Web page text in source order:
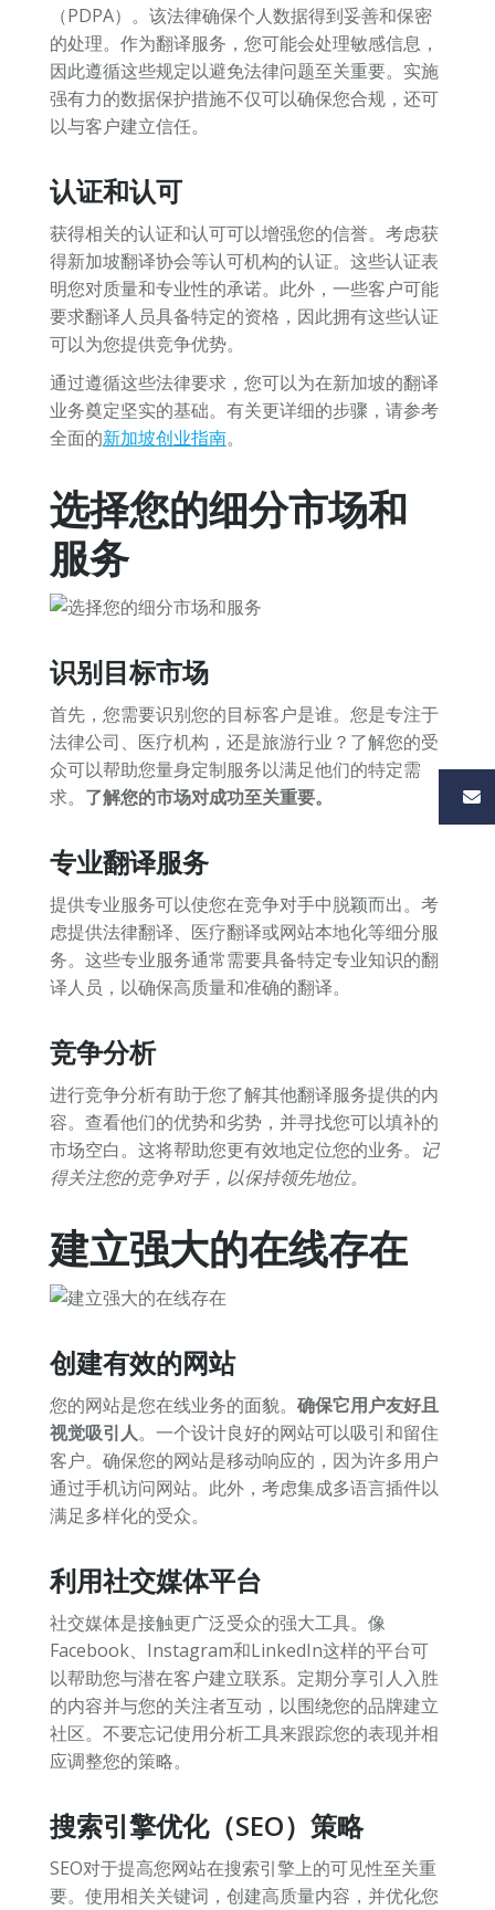
（PDPA）。该法律确保个人数据得到妥善和保密
的处理。作为翻译服务，您可能会处理敏感信息，
因此遵循这些规定以避免法律问题至关重要。实施
强有力的数据保护措施不仅可以确保您合规，还可
以与客户建立信任。
认证和认可
获得相关的认证和认可可以增强您的信誉。考虑获
得新加坡翻译协会等认可机构的认证。这些认证表
明您对质量和专业性的承诺。此外，一些客户可能
要求翻译人员具备特定的资格，因此拥有这些认证
可以为您提供竞争优势。
通过遵循这些法律要求，您可以为在新加坡的翻译
业务奠定坚实的基础。有关更详细的步骤，请参考
全面的新加坡创业指南。
选择您的细分市场和
服务
识别目标市场
首先，您需要识别您的目标客户是谁。您是专注于
法律公司、医疗机构，还是旅游行业？了解您的受
众可以帮助您量身定制服务以满足他们的特定需
求。 了解您的市场对成功至关重要。
专业翻译服务
提供专业服务可以使您在竞争对手中脱颖而出。考
虑提供法律翻译、医疗翻译或网站本地化等细分服
务。这些专业服务通常需要具备特定专业知识的翻
译人员，以确保高质量和准确的翻译。
竞争分析
进行竞争分析有助于您了解其他翻译服务提供的内
容。查看他们的优势和劣势，并寻找您可以填补的
市场空白。这将帮助您更有效地定位您的业务。 记
得关注您的竞争对手，以保持领先地位。
建立强大的在线存在
创建有效的网站
您的网站是您在线业务的面貌。 确保它用户友好且
视觉吸引人。一个设计良好的网站可以吸引和留住
客户。确保您的网站是移动响应的，因为许多用户
通过手机访问网站。此外，考虑集成多语言插件以
满足多样化的受众。
利用社交媒体平台
社交媒体是接触更广泛受众的强大工具。像
Facebook、Instagram和LinkedIn这样的平台可
以帮助您与潜在客户建立联系。定期分享引人入胜
的内容并与您的关注者互动，以围绕您的品牌建立
社区。不要忘记使用分析工具来跟踪您的表现并相
应调整您的策略。
搜索引擎优化（SEO）策略
SEO对于提高您网站在搜索引擎上的可见性至关重
要。使用相关关键词，创建高质量内容，并优化您